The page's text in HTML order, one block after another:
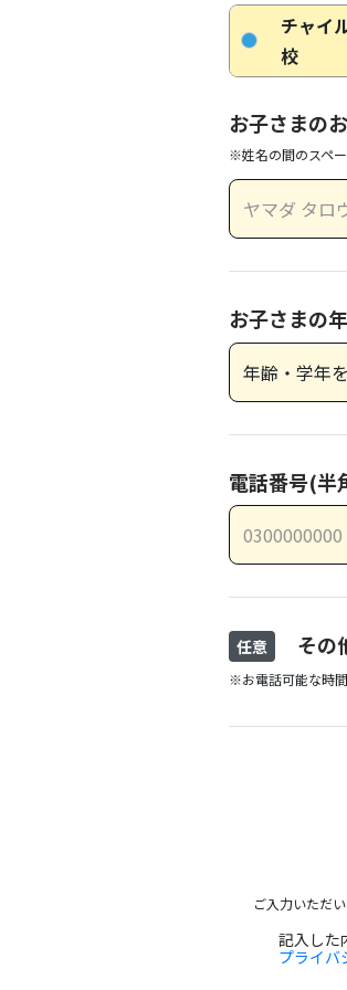
チャイ
校
お子さまの
※姓名の間のスペ
お子さまの
電話番号(半
任意 その
※お電話可能な時
ご入力いただ
記入した
プライバ